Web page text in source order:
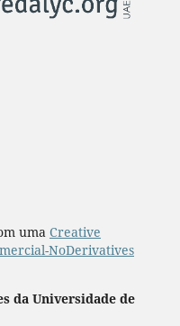
uma Creative
NoDerivatives
da Universidade de